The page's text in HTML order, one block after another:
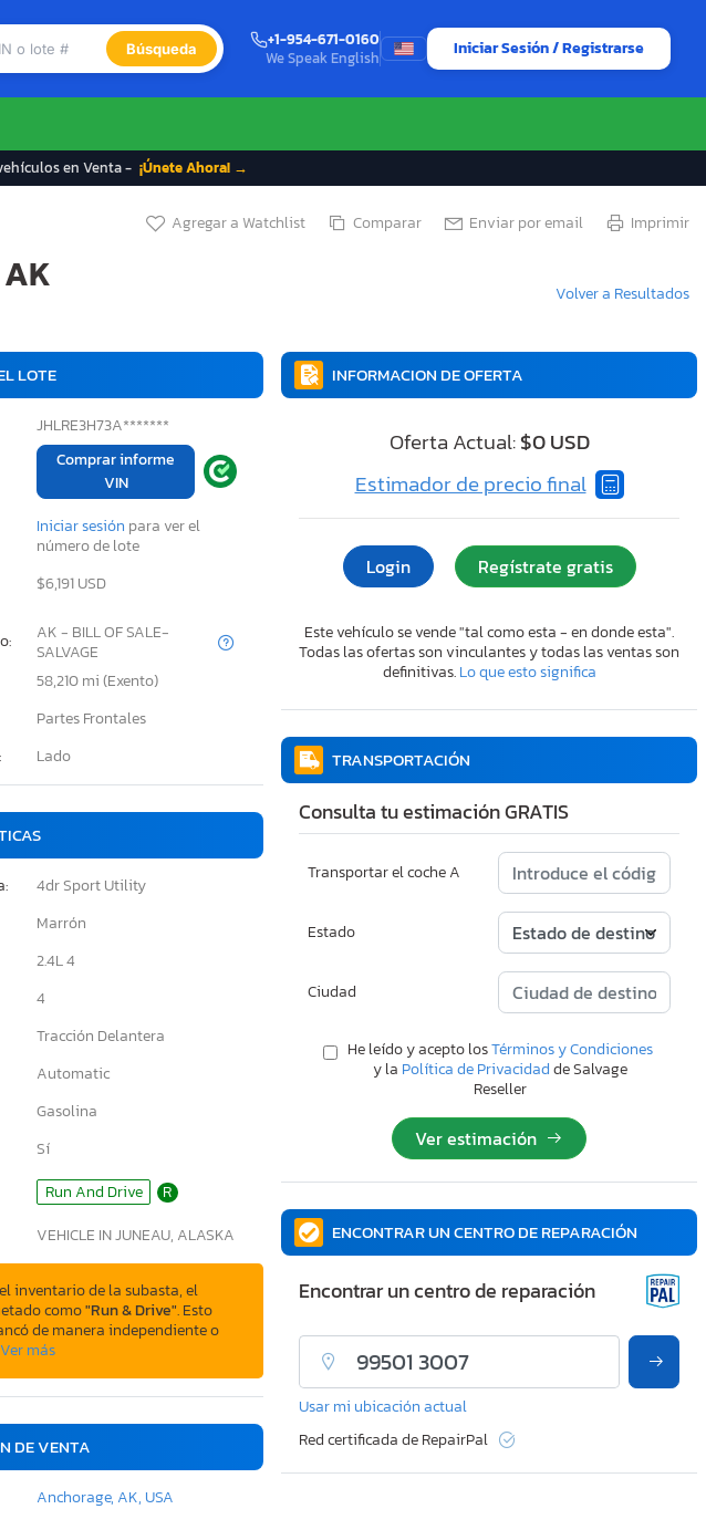
Búsqueda
+1-954-671-0160
We Speak English
Iniciar Sesión / Registrarse
en Venta - ¡Únete Ahora! →
Agregar a Watchlist Comparar Enviar por email Imprimir
Volver a Resultados
LOTE
JHLRE3H73A*******
Comprar informe
VIN
Iniciar sesión para ver el
número de lote
$6,191 USD
AK - BILL OF SALE-
SALVAGE
58,210 mi (Exento)
Partes Frontales
Lado
4dr Sport Utility
Marrón
2.4L 4
4
Tracción Delantera
Automatic
Gasolina
Sí
Run And Drive R
VEHICLE IN JUNEAU, ALASKA
inventario de la subasta, el
como"Run & Drive". Esto
de manera independiente o
Ver más
DE VENTA
Anchorage, AK, USA
INFORMACION DE OFERTA
Oferta Actual:$0 USD
Estimador de precio final
Login Regístrate gratis
Este vehículo se vende "tal como esta - en donde esta".
Todas las ofertas son vinculantes y todas las ventas son
definitivas.Lo que esto significa
TRANSPORTACIÓN
Consulta tu estimación GRATIS
Transportar el coche A
Estado
Ciudad
He leído y acepto losTérminos y Condiciones
y la Política de Privacidadde Salvage
Reseller
Ver estimación
ENCONTRAR UN CENTRO DE REPARACIÓN
Encontrar un centro de reparación
Usar mi ubicación actual
Red certificada de RepairPal